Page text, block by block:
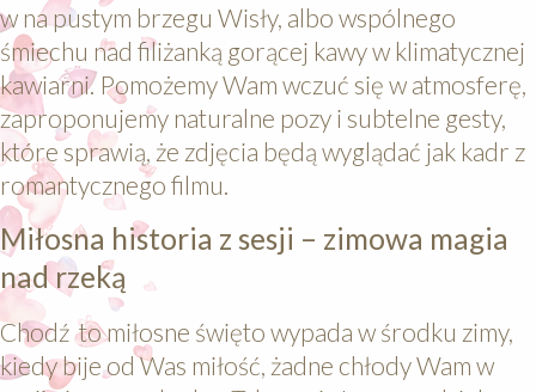
w na pustym brzegu Wisły, albo wspólnego
śmiechu nad filiżanką gorącej kawy w klimatycznej
kawiarni. Pomożemy Wam wczuć się w atmosferę,
zaproponujemy naturalne pozy i subtelne gesty,
które sprawią, że zdjęcia będą wyglądać jak kadr z
romantycznego filmu.
Miłosna historia z sesji – zimowa magia
nad rzeką
Chodź to miłosne święto wypada w środku zimy,
kiedy bije od Was miłość, żadne chłody Wam w